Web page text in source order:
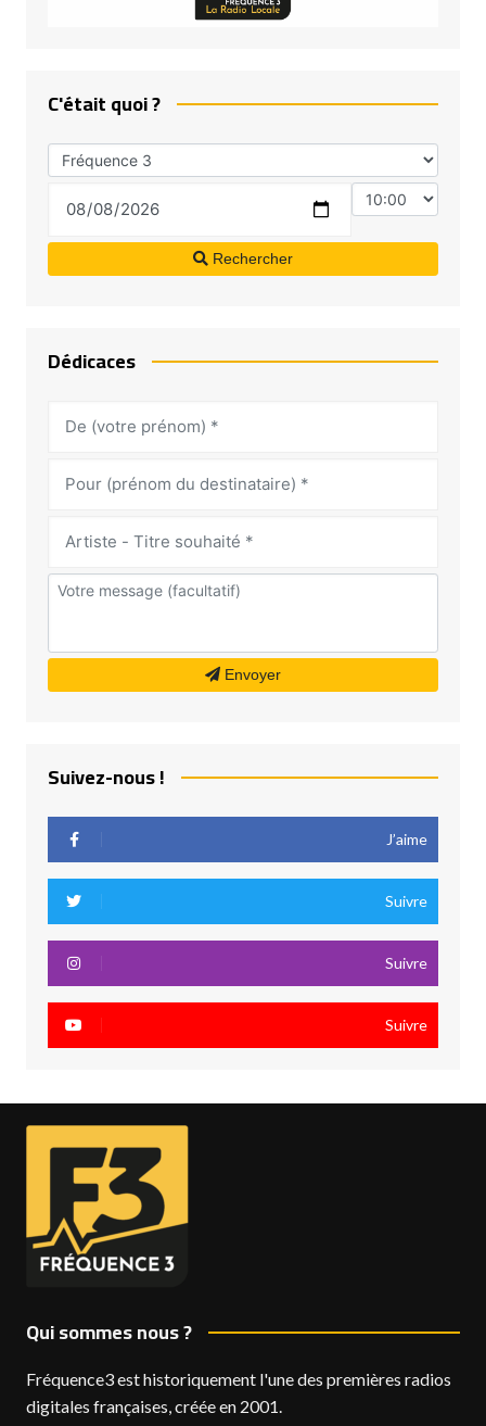
C'était quoi ?
Rechercher
Dédicaces
Envoyer
Suivez-nous !
J’aime
Suivre
Suivre
Suivre
Qui sommes nous ?
Fréquence3 est historiquement l'une des premières radios
digitales françaises, créée en 2001.